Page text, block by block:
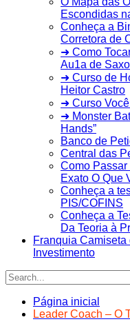
Escondidas
Conheça a
Corretora de
➜ Como
Au1a de
➜ Curso de
Heitor Castro
➜ Curso
➜ Monster
Hands”‎
Banco de
Central das
Como
Exato O Que
Conheça a
PIS/COFINS
Conheça a
Da Teoria à
Franquia
Investimento
Página inicial
Leader Coach – O